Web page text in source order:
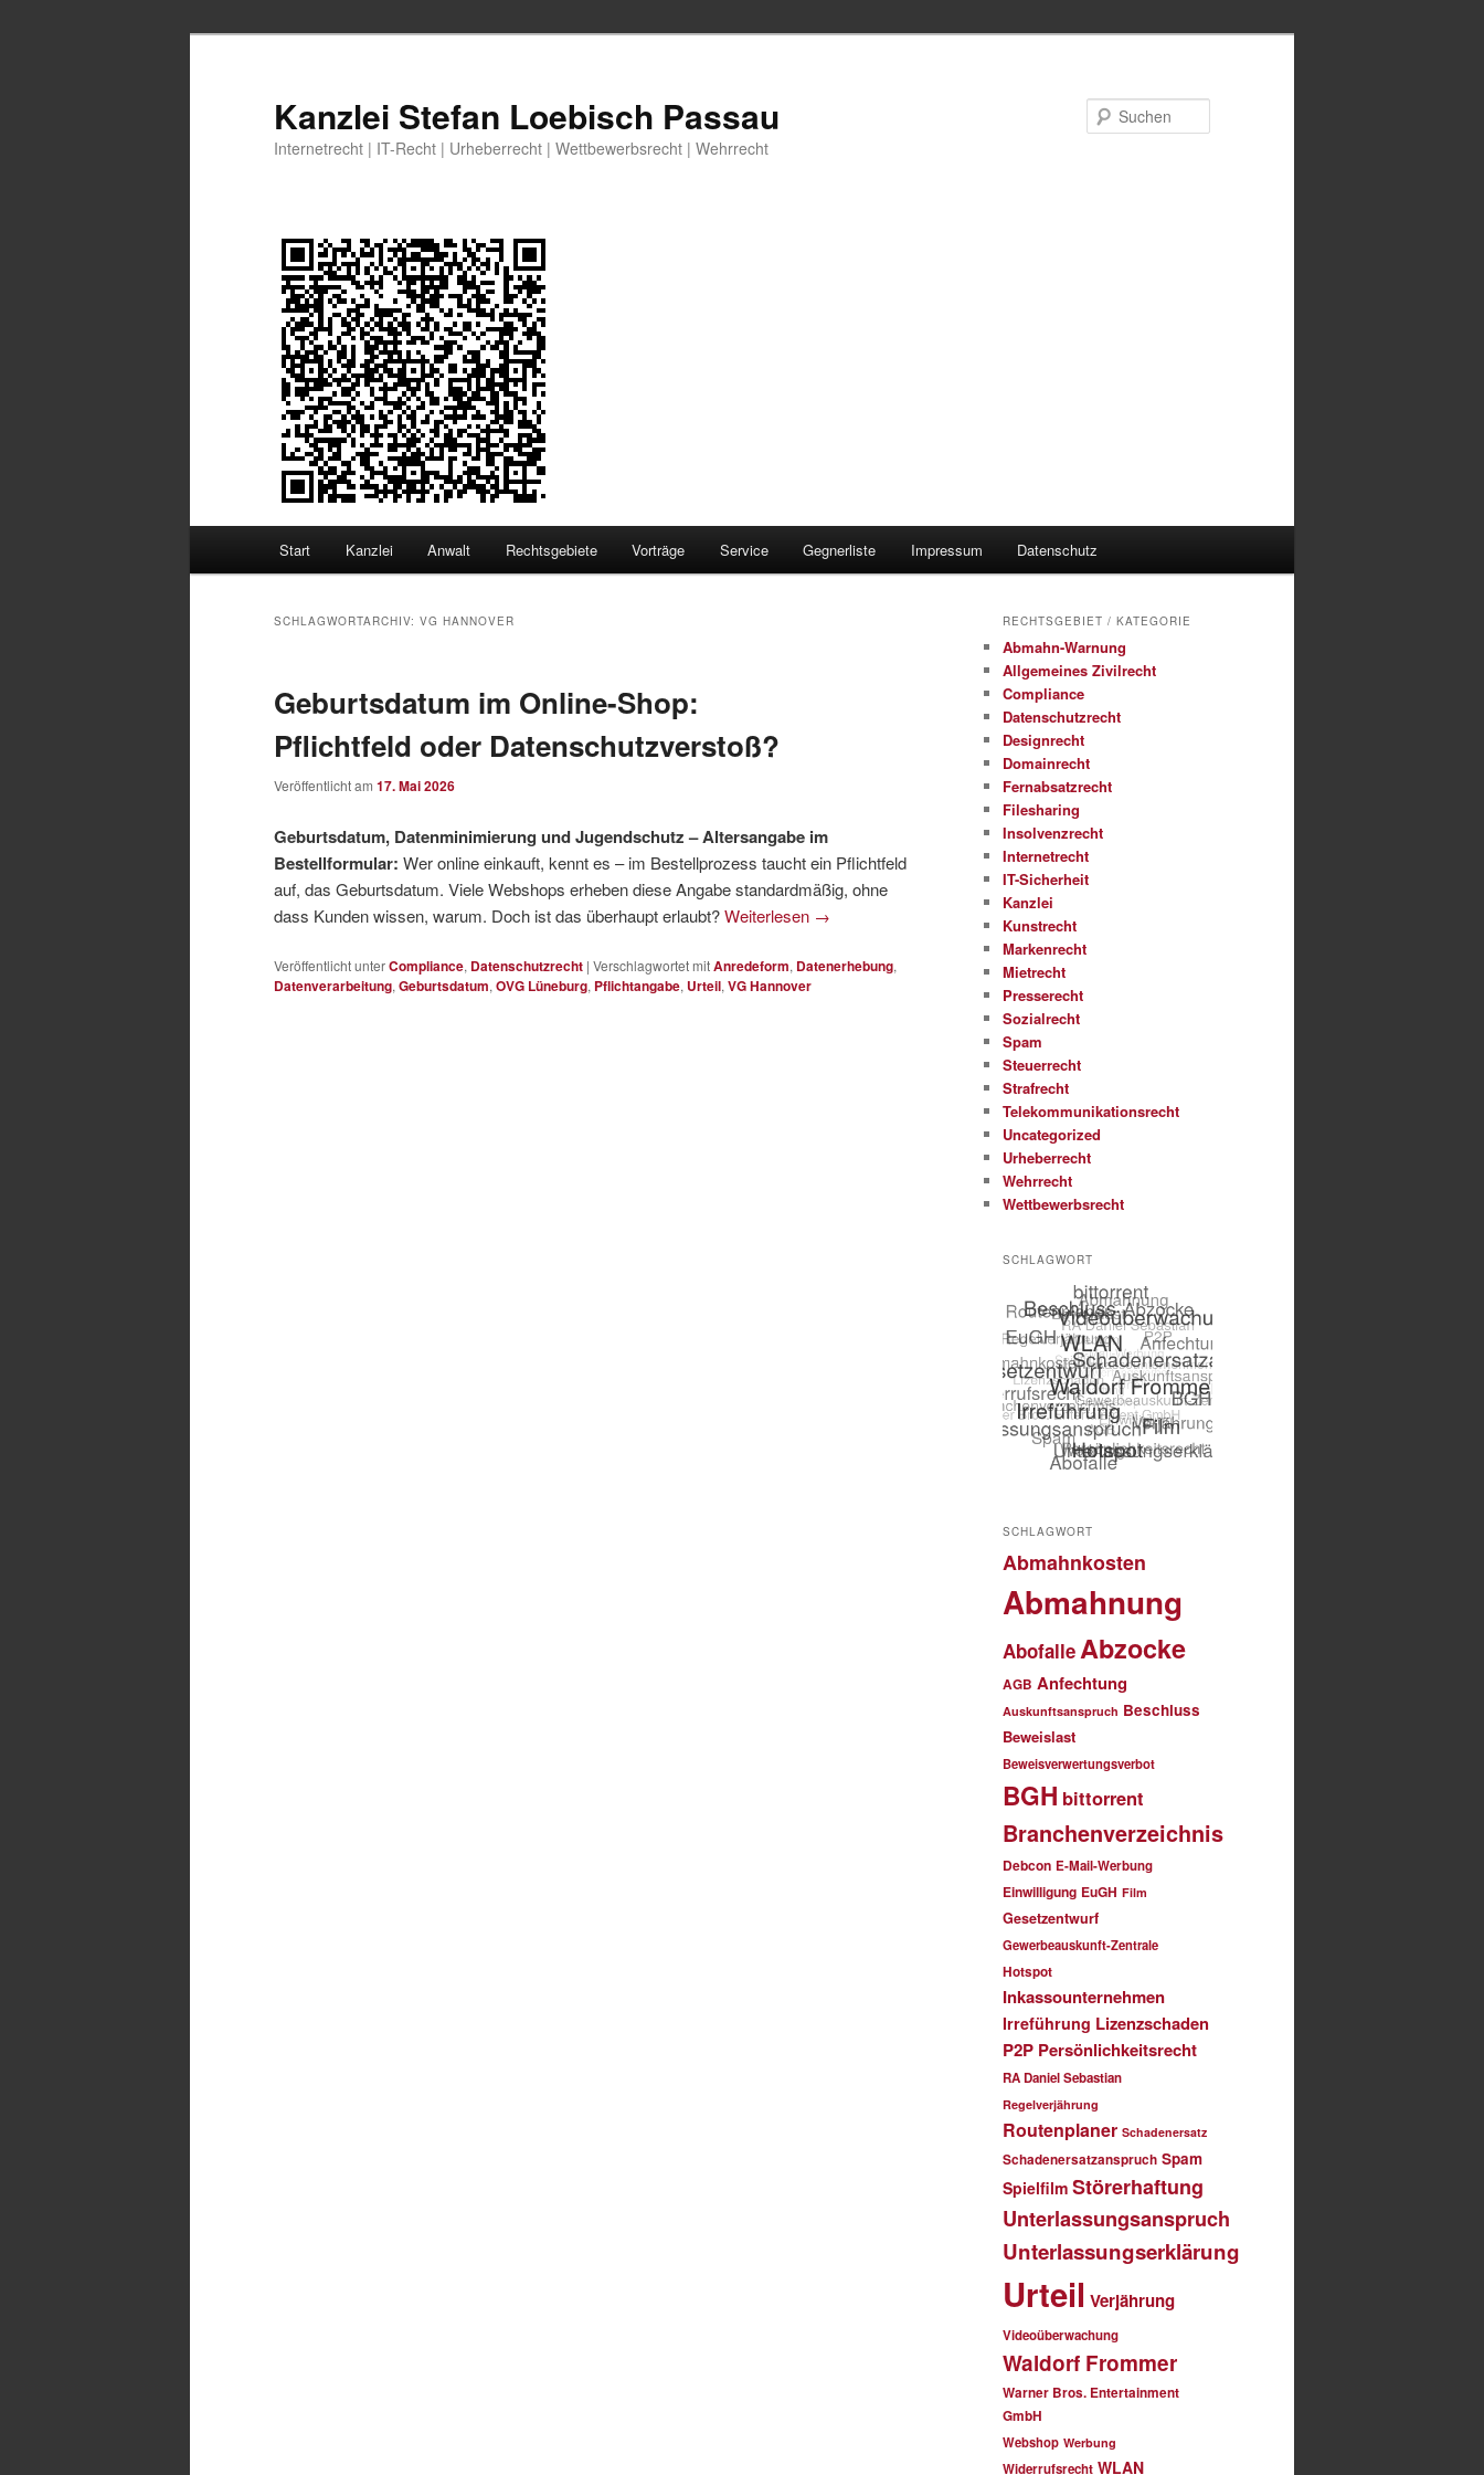
Kanzlei Stefan Loebisch Passau
Internetrecht | IT-Recht | Urheberrecht | Wettbewerbsrecht | Wehrrecht
Start Kanzlei Anwalt Rechtsgebiete Vorträge Service Gegnerliste Impressum Datenschutz
SCHLAGWORTARCHIV: VG HANNOVER
Geburtsdatum im Online-Shop:
Pflichtfeld oder Datenschutzverstoß?
Veröffentlicht am 17. Mai 2026
Geburtsdatum, Datenminimierung und Jugendschutz – Altersangabe im
Bestellformular: Wer online einkauft, kennt es – im Bestellprozess taucht ein Pflichtfeld
auf, das Geburtsdatum. Viele Webshops erheben diese Angabe standardmäßig, ohne
dass Kunden wissen, warum. Doch ist das überhaupt erlaubt?Weiterlesen →
Veröffentlicht unterCompliance, Datenschutzrecht | Verschlagwortet mitAnredeform, Datenerhebung,
Datenverarbeitung, Geburtsdatum, OVG Lüneburg, Pflichtangabe, Urteil, VG Hannover
RECHTSGEBIET / KATEGORIE
Abmahn-Warnung
Allgemeines Zivilrecht
Compliance
Datenschutzrecht
Designrecht
Domainrecht
Fernabsatzrecht
Filesharing
Insolvenzrecht
Internetrecht
IT-Sicherheit
Kanzlei
Kunstrecht
Markenrecht
Mietrecht
Presserecht
Sozialrecht
Spam
Steuerrecht
Strafrecht
Telekommunikationsrecht
Uncategorized
Urheberrecht
Wehrrecht
Wettbewerbsrecht
SCHLAGWORT
SCHLAGWORT
Abmahnkosten
Abmahnung
AbofalleAbzocke
AGB Anfechtung
Auskunftsanspruch Beschluss
Beweislast
Beweisverwertungsverbot
BGH bittorrent
Branchenverzeichnis
Debcon E-Mail-Werbung
Einwilligung EuGH Film
Gesetzentwurf
Gewerbeauskunft-Zentrale
Hotspot
Inkassounternehmen
Irreführung Lizenzschaden
P2P Persönlichkeitsrecht
RA Daniel Sebastian
Regelverjährung
Routenplaner Schadenersatz
Schadenersatzanspruch Spam
Spielfilm Störerhaftung
Unterlassungsanspruch
Unterlassungserklärung
Urteil Verjährung
Videoüberwachung
Waldorf Frommer
Warner Bros. Entertainment
GmbH
Webshop Werbung
Widerrufsrecht WLAN